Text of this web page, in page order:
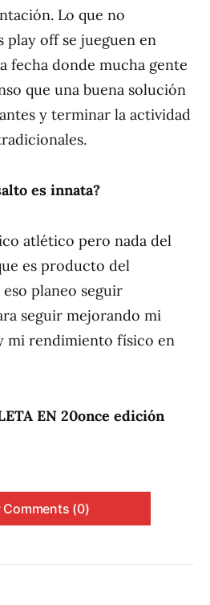
Lo que no
play off se jueguen en
fecha donde mucha gente
que una buena solución
y terminar la actividad
es innata?
atlético pero nada del
es producto del
planeo seguir
seguir mejorando mi
mi rendimiento físico en
EN 20once edición
Comments (0)